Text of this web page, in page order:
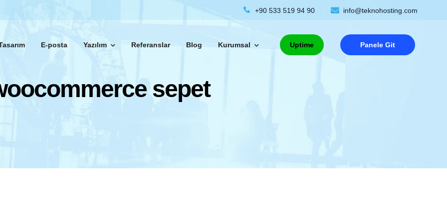
+90 533 519 94 90 info@teknohosting.com
E-posta Yazılım Referanslar Blog Kurumsal Uptime Panele Git
sepet